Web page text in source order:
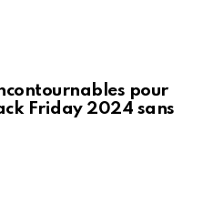
pour
Friday 2024 sans